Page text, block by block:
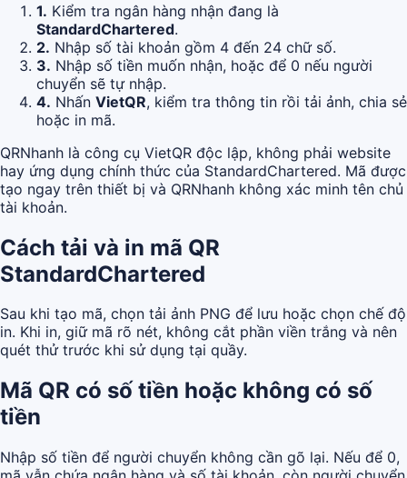
1. Kiểm tra ngân hàng nhận đang là
StandardChartered.
2. Nhập số tài khoản gồm 4 đến 24 chữ số.
3. Nhập số tiền muốn nhận, hoặc để 0 nếu người
chuyển sẽ tự nhập.
4. Nhấn VietQR, kiểm tra thông tin rồi tải ảnh, chia sẻ
hoặc in mã.
QRNhanh là công cụ VietQR độc lập, không phải website
hay ứng dụng chính thức của StandardChartered. Mã được
tạo ngay trên thiết bị và QRNhanh không xác minh tên chủ
tài khoản.
Cách tải và in mã QR
StandardChartered
Sau khi tạo mã, chọn tải ảnh PNG để lưu hoặc chọn chế độ
in. Khi in, giữ mã rõ nét, không cắt phần viền trắng và nên
quét thử trước khi sử dụng tại quầy.
Mã QR có số tiền hoặc không có số
tiền
Nhập số tiền để người chuyển không cần gõ lại. Nếu để 0,